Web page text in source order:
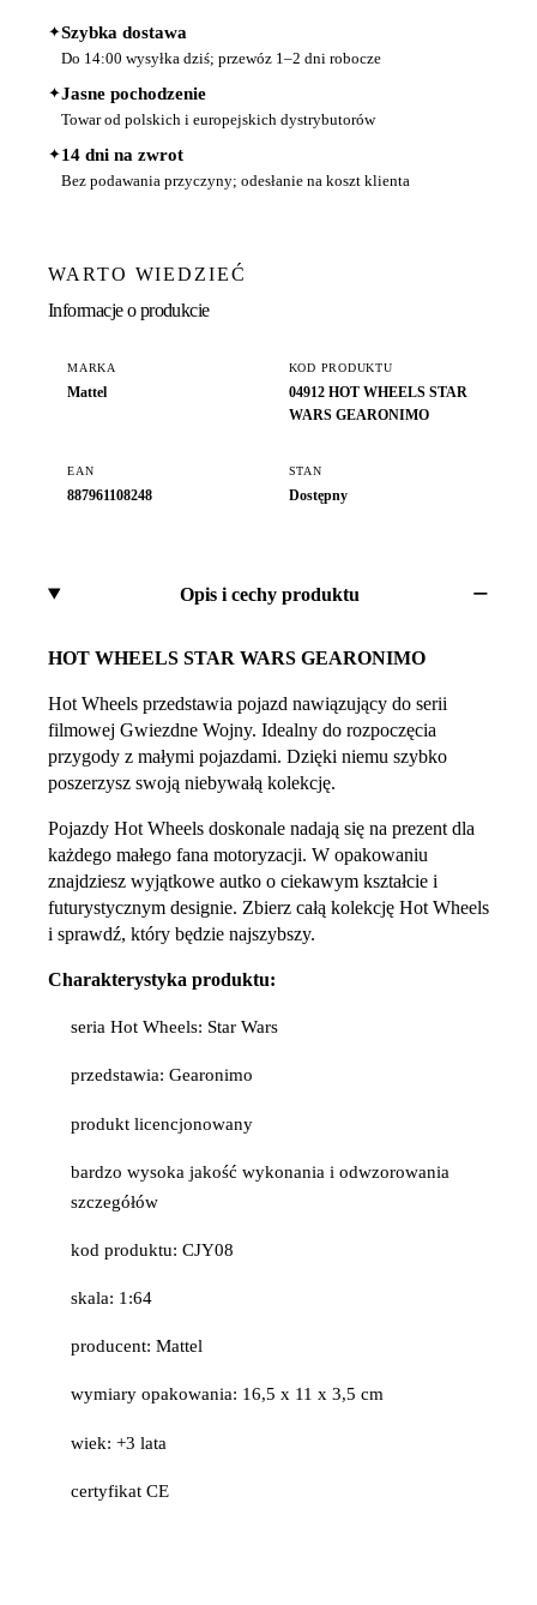
✦Szybka dostawa
Do 14:00 wysyłka dziś; przewóz 1–2 dni robocze
✦Jasne pochodzenie
Towar od polskich i europejskich dystrybutorów
✦14 dni na zwrot
Bez podawania przyczyny; odesłanie na koszt klienta
WARTO WIEDZIEĆ
Informacje o produkcie
MARKA
Mattel
KOD PRODUKTU
04912 HOT WHEELS STAR
WARS GEARONIMO
EAN
887961108248
STAN
Dostępny
Opis i cechy produktu
HOT WHEELS STAR WARS GEARONIMO
Hot Wheels przedstawia pojazd nawiązujący do serii
filmowej Gwiezdne Wojny. Idealny do rozpoczęcia
przygody z małymi pojazdami. Dzięki niemu szybko
poszerzysz swoją niebywałą kolekcję.
Pojazdy Hot Wheels doskonale nadają się na prezent dla
każdego małego fana motoryzacji. W opakowaniu
znajdziesz wyjątkowe autko o ciekawym kształcie i
futurystycznym designie. Zbierz całą kolekcję Hot Wheels
i sprawdź, który będzie najszybszy.
Charakterystyka produktu:
seria Hot Wheels: Star Wars
przedstawia: Gearonimo
produkt licencjonowany
bardzo wysoka jakość wykonania i odwzorowania
szczegółów
kod produktu: CJY08
skala: 1:64
producent: Mattel
wymiary opakowania: 16,5 x 11 x 3,5 cm
wiek: +3 lata
certyfikat CE